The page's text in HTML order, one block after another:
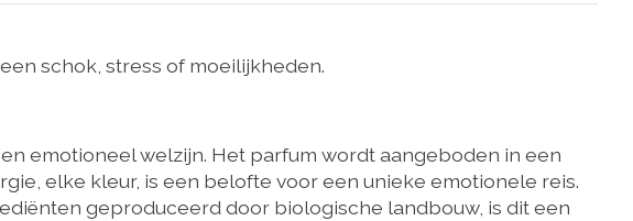
schok, stress of moeilijkheden.
emotioneel welzijn. Het parfum wordt aangeboden in een
elke kleur, is een belofte voor een unieke emotionele reis.
geproduceerd door biologische landbouw, is dit een